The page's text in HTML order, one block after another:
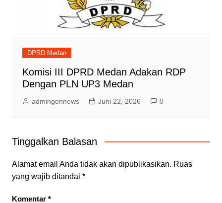
DPRD Medan
Komisi III DPRD Medan Adakan RDP
Dengan PLN UP3 Medan
admingennews Juni 22, 2026 0
Tinggalkan Balasan
Alamat email Anda tidak akan dipublikasikan. Ruas
yang wajib ditandai *
Komentar *